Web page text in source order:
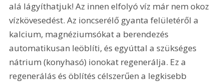
alá lágyíthatjuk! Az innen elfolyó víz már nem okoz
vízkövesedést. Az ioncserélő gyanta felületéről a
kalcium, magnéziumsókat a berendezés
automatikusan leöblíti, és egyúttal a szükséges
nátrium (konyhasó) ionokat regenerálja. Ez a
regenerálás és öblítés célszerűen a legkisebb